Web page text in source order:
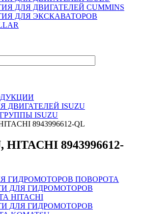
ДЛЯ ДВИГАТЕЛЕЙ CUMMINS
ДЛЯ ЭКСКАВАТОРОВ
ДВИГАТЕЛЕЙ ISUZU
ISUZU
8943996612-QL
8943996612-
ГИДРОМОТОРОВ ПОВОРОТА
ДЛЯ ГИДРОМОТОРОВ
HITACHI
ДЛЯ ГИДРОМОТОРОВ